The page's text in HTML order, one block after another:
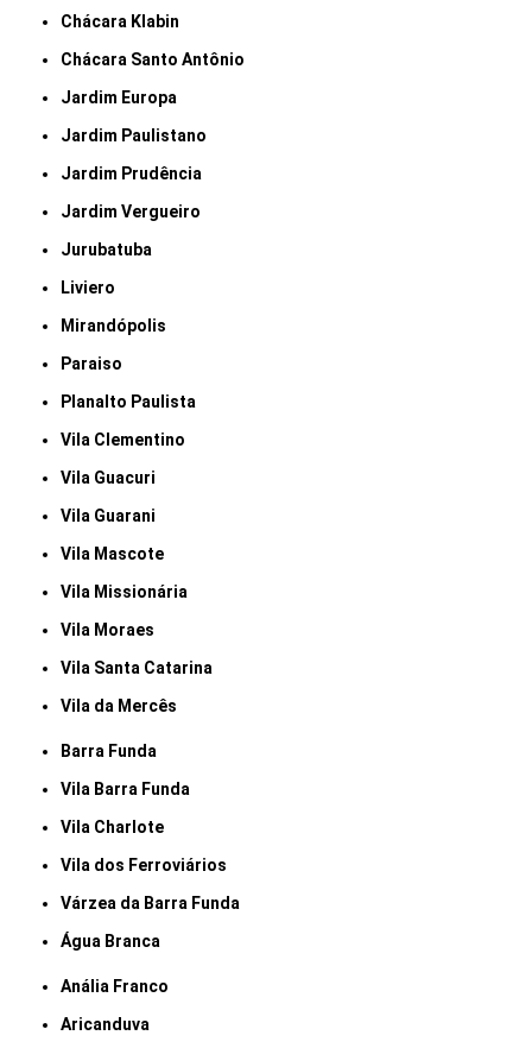
Chácara Klabin
Chácara Santo Antônio
Jardim Europa
Jardim Paulistano
Jardim Prudência
Jardim Vergueiro
Jurubatuba
Liviero
Mirandópolis
Paraiso
Planalto Paulista
Vila Clementino
Vila Guacuri
Vila Guarani
Vila Mascote
Vila Missionária
Vila Moraes
Vila Santa Catarina
Vila da Mercês
Barra Funda
Vila Barra Funda
Vila Charlote
Vila dos Ferroviários
Várzea da Barra Funda
Água Branca
Anália Franco
Aricanduva